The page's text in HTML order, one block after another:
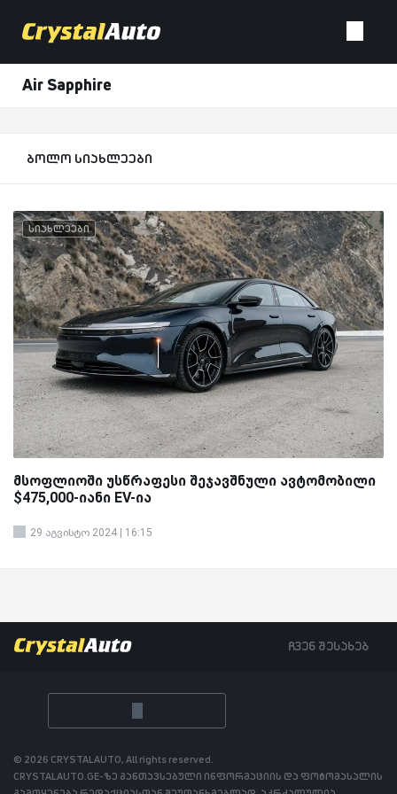
Air Sapphire
ბოლო სიახლეები
სიახლეები
მსოფლიოში უსწრაფესი შეჯავშნული ავტომობილი
$475,000-იანი EV-ია
29 აგვისტო 2024 | 16:15
ჩვენ შესახებ
© 2026 CRYSTALAUTO, All rights reserved.
CRYSTALAUTO.GE-ზე განთავსებული ინფორმაციის და ფოტომასალის